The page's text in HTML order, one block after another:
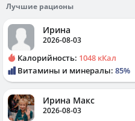
Лучшие рационы
Ирина
2026-08-03
Калорийность: 1048 кКал
Витамины и минералы: 85%
Ирина Макс
2026-08-03